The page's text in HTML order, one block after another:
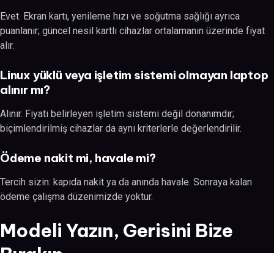
Evet. Ekran kartı, yenileme hızı ve soğutma sağlığı ayrıca
puanlanır; güncel nesil kartlı cihazlar ortalamanın üzerinde fiyat
alır.
Linux yüklü veya işletim sistemi olmayan laptop
alınır mı?
Alınır. Fiyatı belirleyen işletim sistemi değil donanımdır;
biçimlendirilmiş cihazlar da aynı kriterlerle değerlendirilir.
Ödeme nakit mi, havale mi?
Tercih sizin: kapıda nakit ya da anında havale. Sonraya kalan
ödeme çalışma düzenimizde yoktur.
Modeli Yazın, Gerisini Bize